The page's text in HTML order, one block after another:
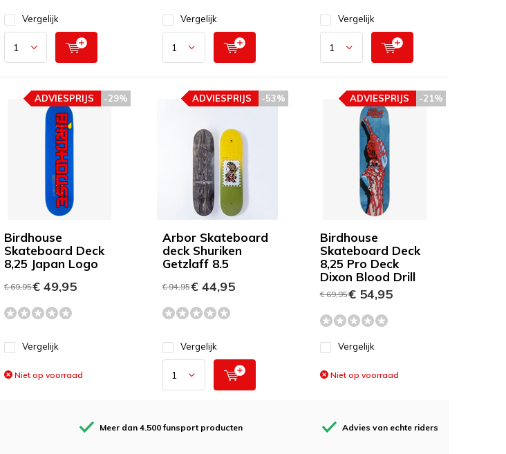
Vergelijk Vergelijk Vergelijk
Birdhouse
Skateboard Deck
8,25 Japan Logo
-29%
ADVIESPRIJS
€ 69,95€ 49,95
Vergelijk
Niet op voorraad
Arbor Skateboard
deck Shuriken
Getzlaff 8.5
-53%
ADVIESPRIJS
€ 94,95€ 44,95
Vergelijk
Birdhouse
Skateboard Deck
8,25 Pro Deck
Dixon Blood Drill
-21%
ADVIESPRIJS
€ 69,95€ 54,95
Vergelijk
Niet op voorraad
Meer dan 4.500 funsport producten Advies van echte riders